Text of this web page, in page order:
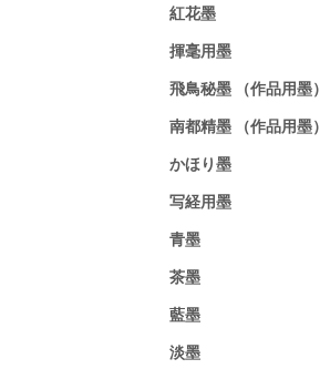
紅花墨
揮毫用墨
飛鳥秘墨 （作品用墨）
南都精墨 （作品用墨）
かほり墨
写経用墨
青墨
茶墨
藍墨
淡墨